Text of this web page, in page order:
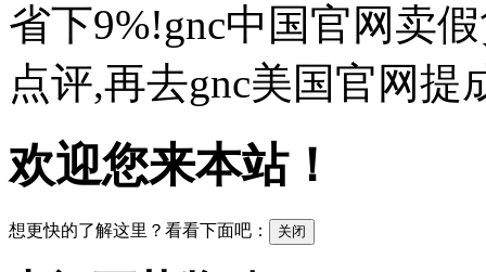
省下9%!gnc中国官网卖
点评,再去gnc美国官网提
欢迎您来本站！
想更快的了解这里？看看下面吧： 关闭